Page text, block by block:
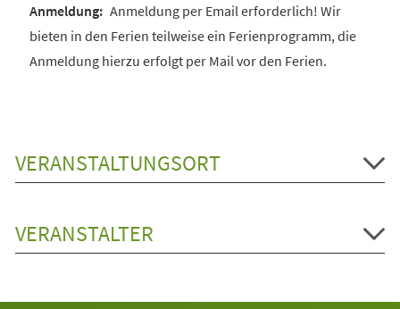
Anmeldung per Email erforderlich! Wir
bieten in den Ferien teilweise ein Ferienprogramm, die
Anmeldung hierzu erfolgt per Mail vor den Ferien.
VERANSTALTUNGSORT
VERANSTALTER